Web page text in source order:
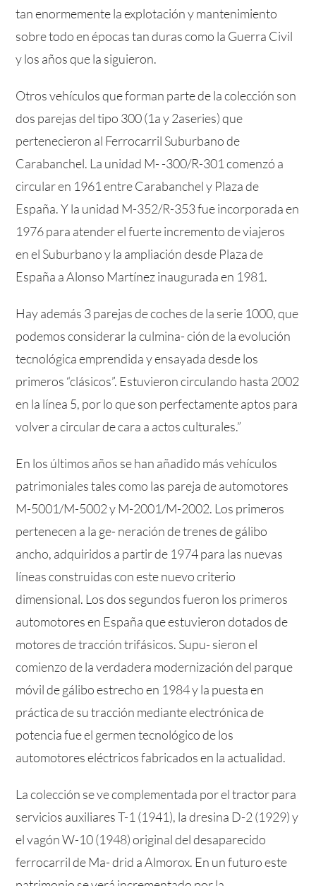
tan enormemente la explotación y mantenimiento
sobre todo en épocas tan duras como la Guerra Civil
y los años que la siguieron.
Otros vehículos que forman parte de la colección son
dos parejas del tipo 300 (1a y 2aseries) que
pertenecieron al Ferrocarril Suburbano de
Carabanchel. La unidad M- -300/R-301 comenzó a
circular en 1961 entre Carabanchel y Plaza de
España. Y la unidad M-352/R-353 fue incorporada en
1976 para atender el fuerte incremento de viajeros
en el Suburbano y la ampliación desde Plaza de
España a Alonso Martínez inaugurada en 1981.
Hay además 3 parejas de coches de la serie 1000, que
podemos considerar la culmina- ción de la evolución
tecnológica emprendida y ensayada desde los
primeros “clásicos”. Estuvieron circulando hasta 2002
en la línea 5, por lo que son perfectamente aptos para
volver a circular de cara a actos culturales.”
En los últimos años se han añadido más vehículos
patrimoniales tales como las pareja de automotores
M-5001/M-5002 y M-2001/M-2002. Los primeros
pertenecen a la ge- neración de trenes de gálibo
ancho, adquiridos a partir de 1974 para las nuevas
líneas construidas con este nuevo criterio
dimensional. Los dos segundos fueron los primeros
automotores en España que estuvieron dotados de
motores de tracción trifásicos. Supu- sieron el
comienzo de la verdadera modernización del parque
móvil de gálibo estrecho en 1984 y la puesta en
práctica de su tracción mediante electrónica de
potencia fue el germen tecnológico de los
automotores eléctricos fabricados en la actualidad.
La colección se ve complementada por el tractor para
servicios auxiliares T-1 (1941), la dresina D-2 (1929) y
el vagón W-10 (1948) original del desaparecido
ferrocarril de Ma- drid a Almorox. En un futuro este